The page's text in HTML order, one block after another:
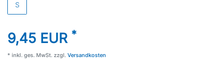
S
9,45 EUR *
* inkl. ges. MwSt. zzgl. Versandkosten